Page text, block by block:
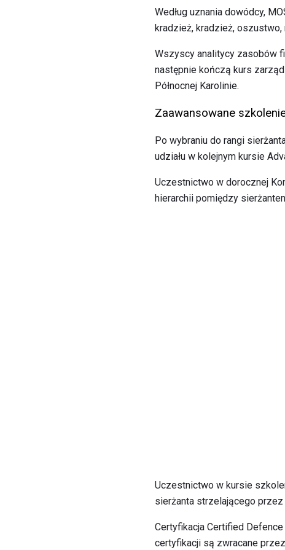
Według uznania dowódcy,
kradzież, kradzież,
Wszyscy analitycy zasobów
następnie kończą kurs
Północnej Karolinie.
Zaawansowane
Po wybraniu do rangi
udziału w kolejnym kursie
Uczestnictwo w dorocznej
hierarchii pomiędzy
Uczestnictwo w kursie
sierżanta strzelającego przez
Certyfikacja Certified
certyfikacji są zwracane